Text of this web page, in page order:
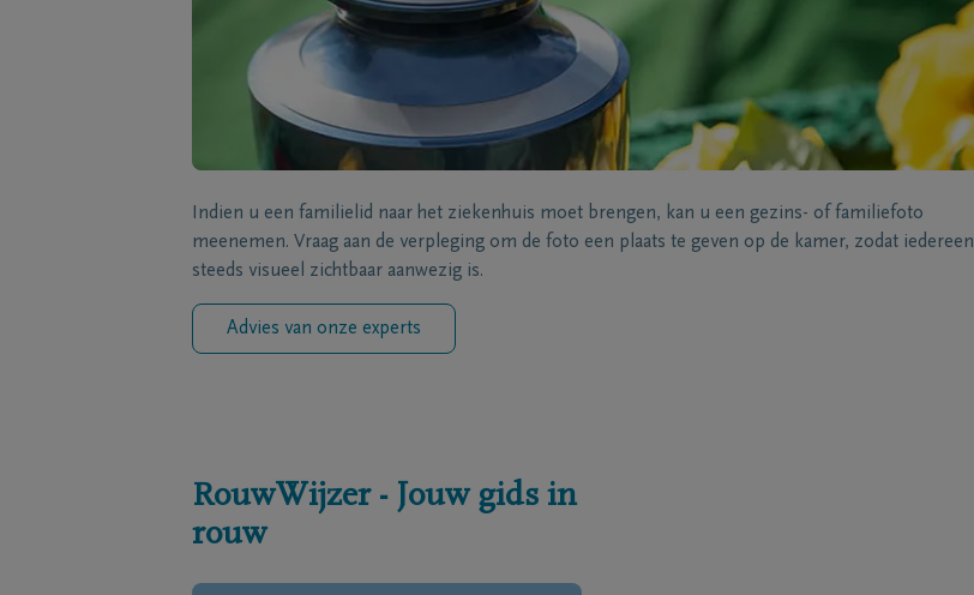
Indien u een familielid naar het ziekenhuis moet brengen, kan u een gezins- of familiefoto
meenemen. Vraag aan de verpleging om de foto een plaats te geven op de kamer, zodat iedereen
steeds visueel zichtbaar aanwezig is.
Advies van onze experts
RouwWijzer - Jouw gids in
rouw